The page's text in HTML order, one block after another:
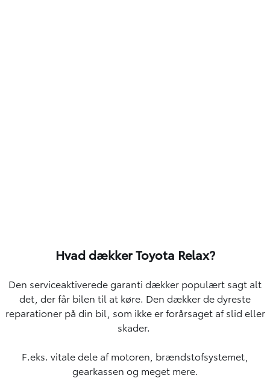
Hvad dækker Toyota Relax?
Den serviceaktiverede garanti dækker populært sagt alt
det, der får bilen til at køre. Den dækker de dyreste
reparationer på din bil, som ikke er forårsaget af slid eller
skader.
F.eks. vitale dele af motoren, brændstofsystemet,
gearkassen og meget mere.